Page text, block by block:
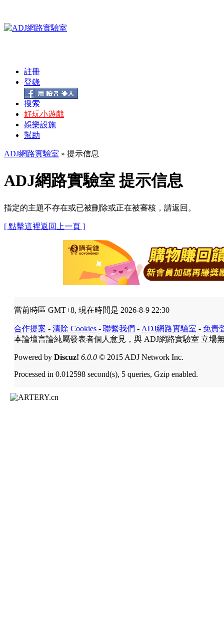
註冊
登錄
搜索
好玩小遊戲
娛樂設施
幫助
ADJ網路實驗室 » 提示信息
ADJ網路實驗室 提示信息
指定的主題不存在或已被刪除或正在被審核，請返回。
[ 點擊這裡返回上一頁 ]
當前時區 GMT+8, 現在時間是 2026-8-9 22:30
合作提案 - 清除 Cookies - 聯繫我們 - ADJ網路實驗室 - 免責
本論壇言論純屬發表者個人意見，與 ADJ網路實驗室 立場
Powered by Discuz! 6.0.0 © 2015 ADJ Network Inc.
Processed in 0.012598 second(s), 5 queries, Gzip enabled.